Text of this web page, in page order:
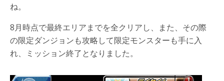
ね。
8月時点で最終エリアまでを全クリアし、また、その際
の限定ダンジョンも攻略して限定モンスターも手に入
れ、ミッション終了となりました。